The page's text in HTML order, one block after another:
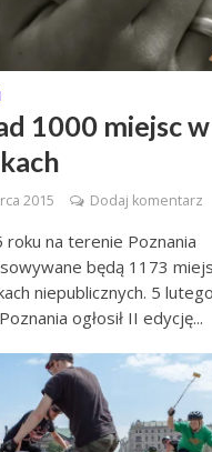
1000 miejsc w
2015 Dodaj komentarz
roku na terenie Poznania
będą 1173
niepublicznych. 5
ogłosił II edycję...